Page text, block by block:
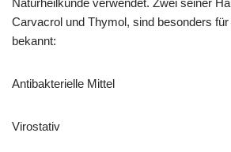
Carvacrol und Thymol, sind besonders
bekannt:
Antibakterielle Mittel
Virostativ